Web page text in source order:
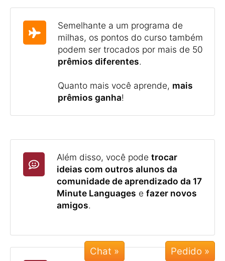
Semelhante a um programa de
milhas, os pontos do curso também
podem ser trocados por mais de 50
prêmios diferentes.
Quanto mais você aprende, mais
prêmios ganha!
Além disso, você pode trocar
ideias com outros alunos da
comunidade de aprendizado da 17
Minute Languages e fazer novos
amigos.
Chat »